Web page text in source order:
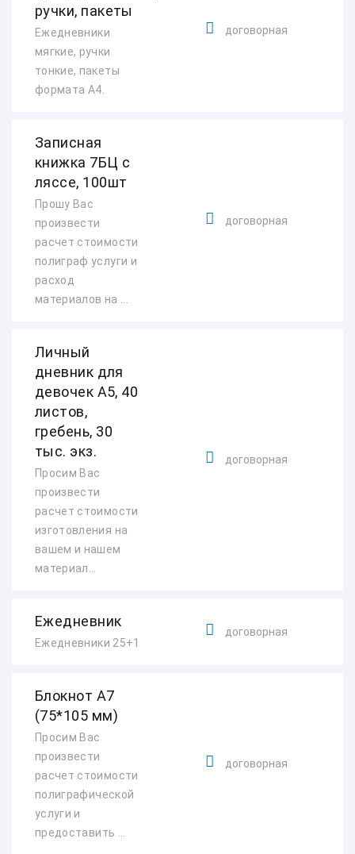
ручки, пакеты
Ежедневники
мягкие, ручки
тонкие, пакеты
формата А4.
договорная
Записная
книжка 7БЦ с
ляссе, 100шт
Прошу Вас
произвести
расчет стоимости
полиграф услуги и
расход
материалов на ...
договорная
Личный
дневник для
девочек А5, 40
листов,
гребень, 30
тыс. экз.
Просим Вас
произвести
расчет стоимости
изготовления на
вашем и нашем
материал...
договорная
Ежедневник
Ежедневники 25+1
договорная
Блокнот А7
(75*105 мм)
Просим Вас
произвести
расчет стоимости
полиграфической
услуги и
предоставить ...
договорная